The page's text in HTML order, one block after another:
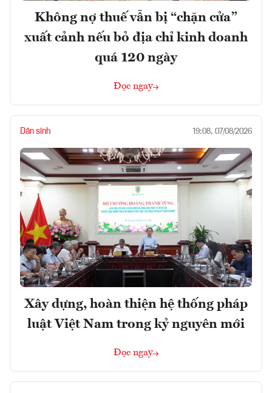
Không nợ thuế vẫn bị “chặn cửa”
xuất cảnh nếu bỏ địa chỉ kinh doanh
quá 120 ngày
Đọc ngay
Dân sinh 19:08, 07/08/2026
Xây dựng, hoàn thiện hệ thống pháp
luật Việt Nam trong kỷ nguyên mới
Đọc ngay